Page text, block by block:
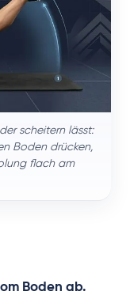
scheitern lässt:
Boden drücken,
flach am
Boden ab.